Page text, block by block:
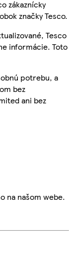
zákaznícky
značky Tesco.
Tesco
informácie. Toto
potrebu, a
bez
ani bez
na našom webe.